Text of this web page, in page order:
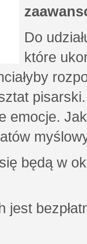
Do
które
emocje.
będą w
jest